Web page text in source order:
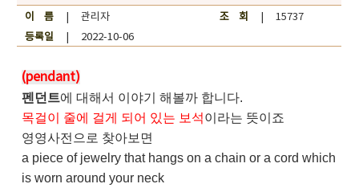
이 름| 관리자 조 회
| 15737
등록일| 2022-10-06
(pendant)
펜던트에 대해서 이야기 해볼까 합니다.
목걸이 줄에 걸게 되어 있는 보석이라는 뜻이죠
영영사전으로 찾아보면
a piece of jewelry that hangs on a chain or a cord which
is worn around your neck